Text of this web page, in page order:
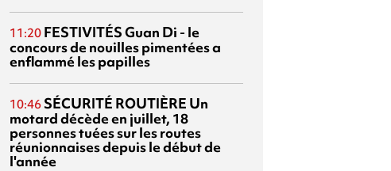
11:20 FESTIVITÉSGuan Di - le
concours de nouilles pimentées a
enflammé les papilles
10:46 SÉCURITÉ ROUTIÈRE Un
motard décède en juillet, 18
personnes tuées sur les routes
réunionnaises depuis le début de
l'année